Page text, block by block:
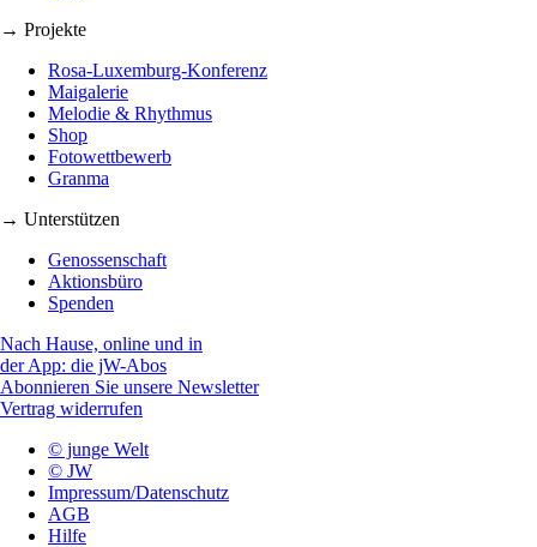
→ Projekte
Rosa-Luxemburg-Konferenz
Maigalerie
Melodie & Rhythmus
Shop
Fotowettbewerb
Granma
→ Unterstützen
Genossenschaft
Aktionsbüro
Spenden
Nach Hause, online und in
der App: die jW-Abos
Abonnieren Sie unsere Newsletter
Vertrag widerrufen
© junge Welt
© JW
Impressum/Datenschutz
AGB
Hilfe